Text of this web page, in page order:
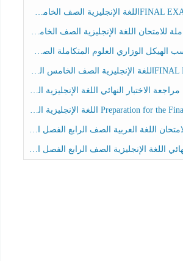
اللغة الإنجليزية الصف الخامس الفصل الثالث
العلوم المتكاملة الصف الخامس عام الفصل الثالث
النهائي اللغة الإنجليزية الصف الرابع الفصل الثالث
اللغة العربية الصف الرابع الفصل الثالث
اللغة الإنجليزية الصف الرابع الفصل الثالث